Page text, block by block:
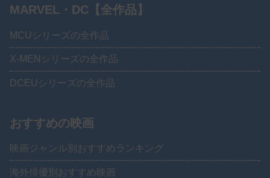
MARVEL・DC【全作品】
MCUシリーズの全作品
X-MENシリーズの全作品
DCEUシリーズの全作品
おすすめの映画
映画ジャンル別おすすめランキング
海外俳優別おすすめ映画